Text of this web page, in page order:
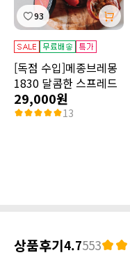
93
[독점 수입]메종브레몽
1830 달콤한 스프레드
29,000원
13
상품후기4.7553